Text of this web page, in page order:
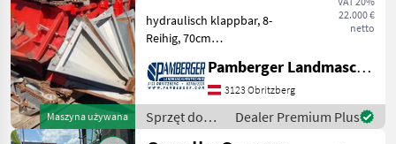
Maszyna używana
22.000 €
netto
hydraulisch klappbar, 8-
Reihig, 70cm
Unterflurhäcksler, New
Holland oder Case
Aufnahme Heder/
przystawka (typ): Zbieracz
Pamberger Landmaschinentechnik GmbH
3123 Obritzberg
Sprzęt do
zbioru pole
Dealer Premium Plus